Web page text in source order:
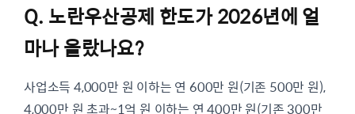
Q. 노란우산공제 한도가 2026년에 얼
마나 올랐나요?
사업소득 4,000만 원 이하는 연 600만 원(기존 500만 원),
4,000만 원 초과~1억 원 이하는 연 400만 원(기존 300만